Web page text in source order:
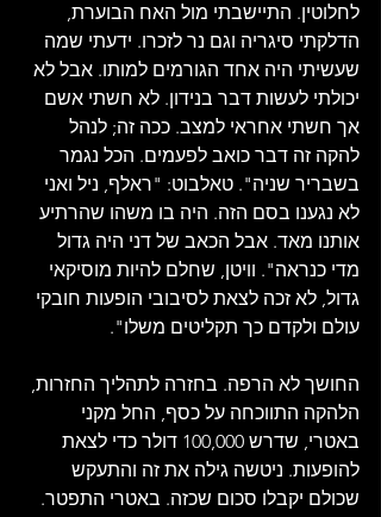
לחלוטין. התיישבתי מול האח הבוערת,
הדלקתי סיגריה וגם נר לזכרו. ידעתי שמה
שעשיתי היה אחד הגורמים למותו. אבל לא
יכולתי לעשות דבר בנידון. לא חשתי אשם
אך חשתי אחראי למצב. ככה זה; לנהל
להקה זה דבר כואב לפעמים. הכל נגמר
בשבריר שניה". טאלבוט: "ראלף, ניל ואני
לא נגענו בסם הזה. היה בו משהו שהרתיע
אותנו מאד. אבל הכאב של דני היה גדול
מדי כנראה". וויטן, שחלם להיות מוסיקאי
גדול, לא זכה לצאת לסיבובי הופעות חובקי
עולם ולקדם כך תקליטים משלו".
החושך לא הרפה. בחזרה לתהליך החזרות,
הלהקה התווכחה על כסף, החל מקני
באטרי, שדרש 100,000 דולר כדי לצאת
להופעות. ניטשה גילה את זה והתעקש
שכולם יקבלו סכום שכזה. באטרי התפטר.